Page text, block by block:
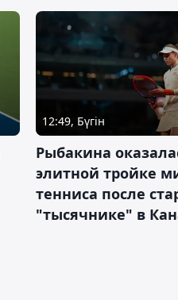
12:49, Бүгін
Рыбакина
элитной тройке
тенниса после
"тысячнике" в